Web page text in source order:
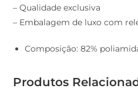
– Qualidade exclusiva
– Embalagem de luxo com
Composição: 82%
Produtos